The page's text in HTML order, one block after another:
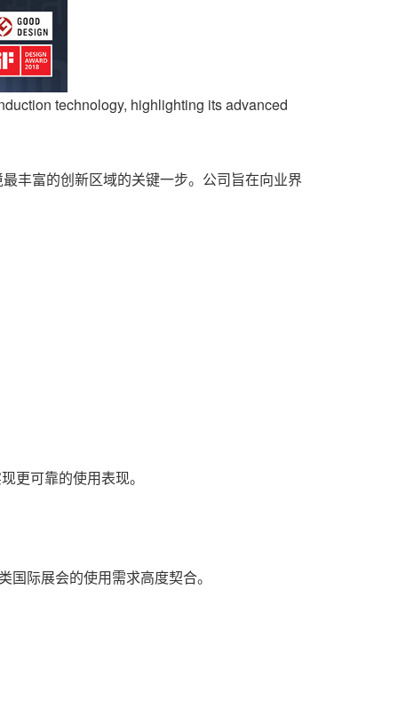
technology, highlighting its advanced
丰富的创新区域的关键一步。公司旨在向业界
更可靠的使用表现。
际展会的使用需求高度契合。